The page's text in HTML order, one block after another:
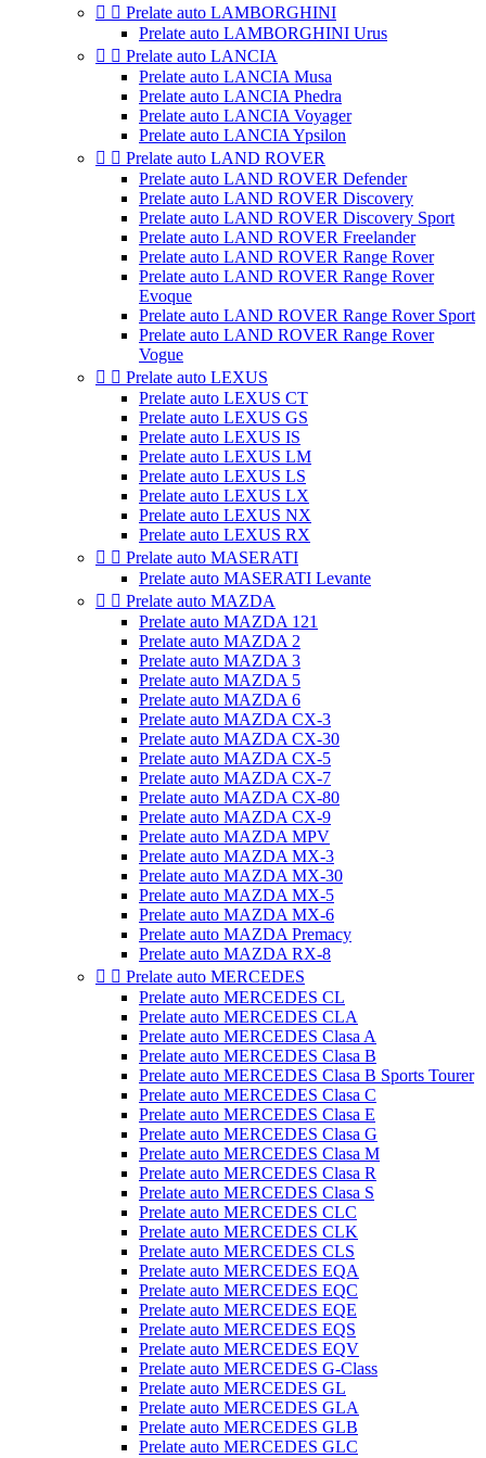
  Prelate auto LAMBORGHINI
Prelate auto LAMBORGHINI Urus
  Prelate auto LANCIA
Prelate auto LANCIA Musa
Prelate auto LANCIA Phedra
Prelate auto LANCIA Voyager
Prelate auto LANCIA Ypsilon
  Prelate auto LAND ROVER
Prelate auto LAND ROVER Defender
Prelate auto LAND ROVER Discovery
Prelate auto LAND ROVER Discovery Sport
Prelate auto LAND ROVER Freelander
Prelate auto LAND ROVER Range Rover
Prelate auto LAND ROVER Range Rover
Evoque
Prelate auto LAND ROVER Range Rover Sport
Prelate auto LAND ROVER Range Rover
Vogue
  Prelate auto LEXUS
Prelate auto LEXUS CT
Prelate auto LEXUS GS
Prelate auto LEXUS IS
Prelate auto LEXUS LM
Prelate auto LEXUS LS
Prelate auto LEXUS LX
Prelate auto LEXUS NX
Prelate auto LEXUS RX
  Prelate auto MASERATI
Prelate auto MASERATI Levante
  Prelate auto MAZDA
Prelate auto MAZDA 121
Prelate auto MAZDA 2
Prelate auto MAZDA 3
Prelate auto MAZDA 5
Prelate auto MAZDA 6
Prelate auto MAZDA CX-3
Prelate auto MAZDA CX-30
Prelate auto MAZDA CX-5
Prelate auto MAZDA CX-7
Prelate auto MAZDA CX-80
Prelate auto MAZDA CX-9
Prelate auto MAZDA MPV
Prelate auto MAZDA MX-3
Prelate auto MAZDA MX-30
Prelate auto MAZDA MX-5
Prelate auto MAZDA MX-6
Prelate auto MAZDA Premacy
Prelate auto MAZDA RX-8
  Prelate auto MERCEDES
Prelate auto MERCEDES CL
Prelate auto MERCEDES CLA
Prelate auto MERCEDES Clasa A
Prelate auto MERCEDES Clasa B
Prelate auto MERCEDES Clasa B Sports Tourer
Prelate auto MERCEDES Clasa C
Prelate auto MERCEDES Clasa E
Prelate auto MERCEDES Clasa G
Prelate auto MERCEDES Clasa M
Prelate auto MERCEDES Clasa R
Prelate auto MERCEDES Clasa S
Prelate auto MERCEDES CLC
Prelate auto MERCEDES CLK
Prelate auto MERCEDES CLS
Prelate auto MERCEDES EQA
Prelate auto MERCEDES EQC
Prelate auto MERCEDES EQE
Prelate auto MERCEDES EQS
Prelate auto MERCEDES EQV
Prelate auto MERCEDES G-Class
Prelate auto MERCEDES GL
Prelate auto MERCEDES GLA
Prelate auto MERCEDES GLB
Prelate auto MERCEDES GLC